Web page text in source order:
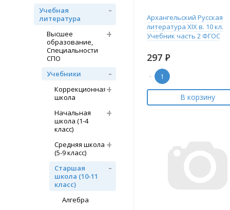
Учебная
литература
Высшее
образование,
Специальности
СПО
Учебники
Коррекционная
школа
Начальная
школа (1-4
класс)
Средняя школа
(5-9 класс)
Старшая
школа (10-11
класс)
Алгебра
Архангельский Русская
литература XIX в. 10 кл.
Учебник часть 2 ФГОС
297 Р
-
В корзину